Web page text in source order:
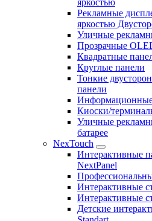
Рекламные
яркостью
Уличные
Прозрачные
Квадратные
Круглые панели
Тонкие
панели
Киоски/
Уличные
батарее
NexTouch
Интерактивные
NextPanel
Интерактивные
Интерактивные
Детские